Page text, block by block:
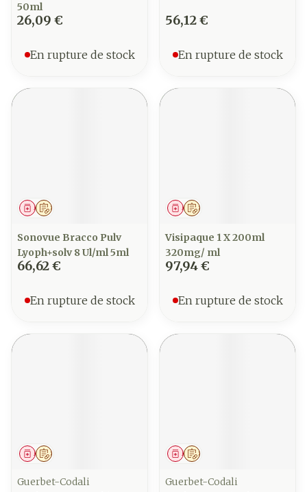
50ml
26,09 €
En rupture de stock
56,12 €
En rupture de stock
Sur prescription
Médicament
Sonovue Bracco Pulv
Lyoph+solv 8 Ul/ml 5ml
66,62 €
En rupture de stock
Sur prescription
Médicament
Visipaque 1 X 200ml
320mg/ ml
97,94 €
En rupture de stock
Sur prescription
Médicament
Guerbet-Codali
Sur prescription
Médicament
Guerbet-Codali